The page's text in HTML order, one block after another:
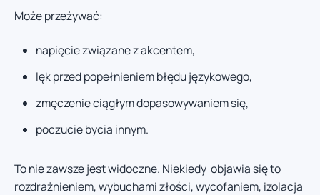
Może przeżywać:
napięcie związane z akcentem,
lęk przed popełnieniem błędu językowego,
zmęczenie ciągłym dopasowywaniem się,
poczucie bycia innym.
To nie zawsze jest widoczne. Niekiedy objawia się to
rozdrażnieniem, wybuchami złości, wycofaniem, izolacja